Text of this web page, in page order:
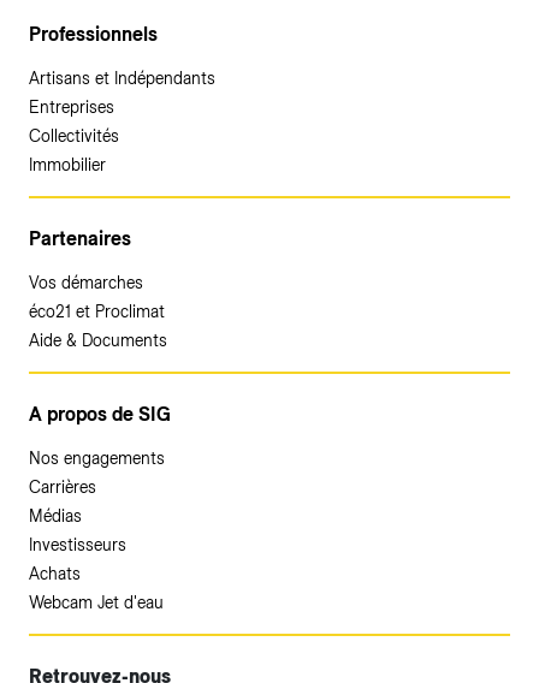
Professionnels
Artisans et Indépendants
Entreprises
Collectivités
Immobilier
Partenaires
Vos démarches
éco21 et Proclimat
Aide & Documents
A propos de SIG
Nos engagements
Carrières
Médias
Investisseurs
Achats
Webcam Jet d'eau
Retrouvez-nous